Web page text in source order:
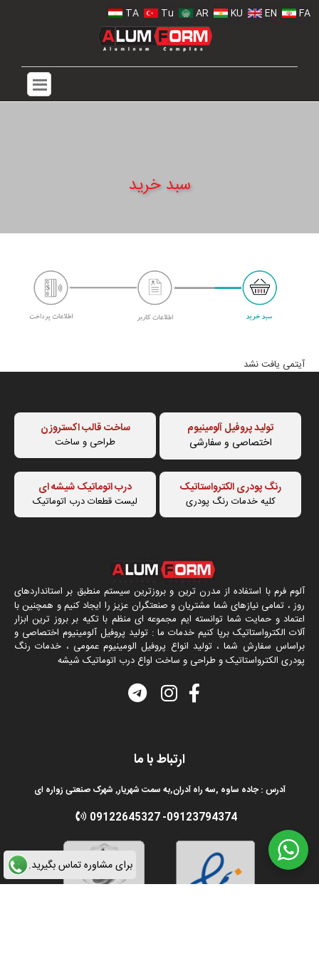
FA
EN
KU
AR
Tu
TA
سبد خرید
آیتمی یافت نشد
برای مشاوره تماس بگیرید.
تولید پروفیل آلومینیوم
اختصاصی و سفارشی
ساخت قالب اکستروزن
طراحی و ساخت
رنگ پودری الکترواستاتیک
کلیه خدمات رنگ پودری
درب اتوماتیک شیشه ای
لیست قطعات درب اتوماتیک
آلوم فرم با استفاده از مدرن ترین و بروزترین سیستم منطبق بر استانداردهای
روز ، تمامی نیازهای شما مشتریان و صنعتگران عزیز را ایجاد کنیم و همچنین با
اعتماد و حمایت شما توانسته ایم مجموعه ای منظم با تکیه بر بروز ترین ابزار
آلات الکترواستاتیک برپا کنیم خدمات ما : تولید پروفیل آلومینیوم اختصاصی و
براساس سفارش شما ، تولید انواع پروفیل الومینیوم عمومی ، خدمات رنگ
پودری الکترواستاتیک و طراحی و ساخت اواع درب اتوماتیک شیشه
ارتباط با ما
آدرس : جاده ساوه ,سه راه آدران,به سمت شهریار, شهرک صنعتی زواره ای
09123794374
-
09122645327